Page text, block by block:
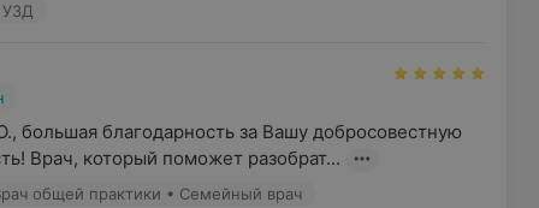
большая благодарность за Вашу добросовестную
Врач, который поможет разобрат...
общей практики • Семейный врач